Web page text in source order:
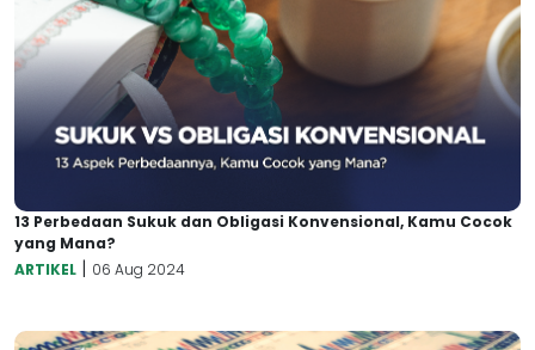
13 Perbedaan Sukuk dan Obligasi Konvensional, Kamu Cocok
yang Mana?
ARTIKEL | 06 Aug 2024